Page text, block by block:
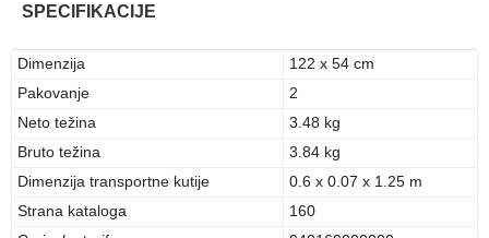
SPECIFIKACIJE
Dimenzija
122 x 54 cm
Pakovanje
2
Neto težina
3.48 kg
Bruto težina
3.84 kg
Dimenzija transportne kutije
0.6 x 0.07 x 1.25 m
Strana kataloga
160